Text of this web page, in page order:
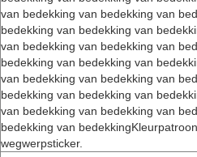
van bedekking van bedekking van
bedekking van bedekking van
van bedekking van bedekking van
bedekking van bedekking van
van bedekking van bedekking van
bedekking van bedekking van
van bedekking van bedekking van
bedekking van
wegwerpsticker.